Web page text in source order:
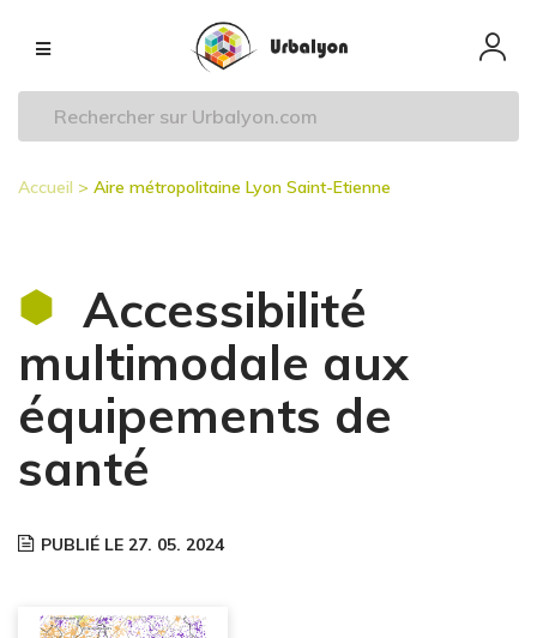
principal
Navigation
principale
Accueil Aire métropolitaine Lyon Saint-Etienne
Accessibilité
multimodale aux
équipements de
santé
PUBLIÉ LE 27. 05. 2024